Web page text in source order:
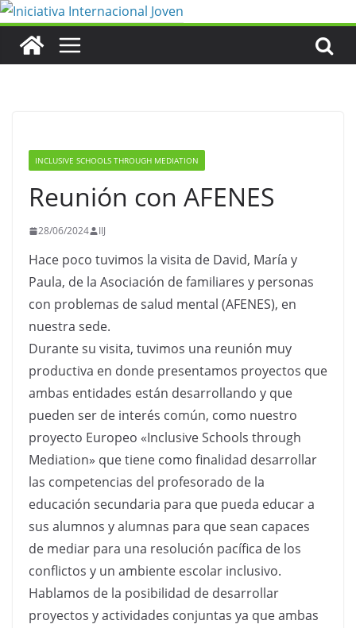
Saltar
contenido
INCLUSIVE SCHOOLS THROUGH MEDIATION
Reunión con AFENES
28/06/2024 IIJ
Hace poco tuvimos la visita de David, María y
Paula, de la Asociación de familiares y personas
con problemas de salud mental (AFENES), en
nuestra sede.
Durante su visita, tuvimos una reunión muy
productiva en donde presentamos proyectos que
ambas entidades están desarrollando y que
pueden ser de interés común, como nuestro
proyecto Europeo «Inclusive Schools through
Mediation» que tiene como finalidad desarrollar
las competencias del profesorado de la
educación secundaria para que pueda educar a
sus alumnos y alumnas para que sean capaces
de mediar para una resolución pacífica de los
conflictos y un ambiente escolar inclusivo.
Hablamos de la posibilidad de desarrollar
proyectos y actividades conjuntas ya que ambas